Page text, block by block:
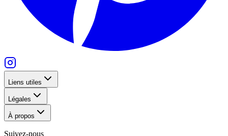
Liens utiles
Légales
À propos
Suivez-nous